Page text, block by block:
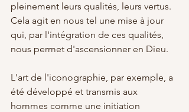
pleinement leurs qualités, leurs vertus.
Cela agit en nous tel une mise à jour
qui, par l'intégration de ces qualités,
nous permet d'ascensionner en Dieu.
L'art de l'iconographie, par exemple, a
été développé et transmis aux
hommes comme une initiation